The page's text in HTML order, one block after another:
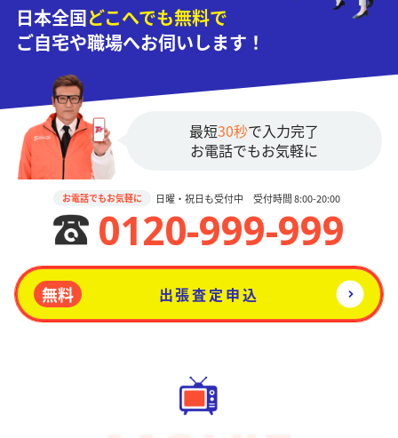
日本全国どこへでも無料で
ご自宅や職場へお伺いします！
最短30秒で入力完了
お電話でもお気軽に
お電話でもお気軽に 日曜・祝日も受付中 受付時間 8:00-20:00
0120-999-999
無料 出張査定申込